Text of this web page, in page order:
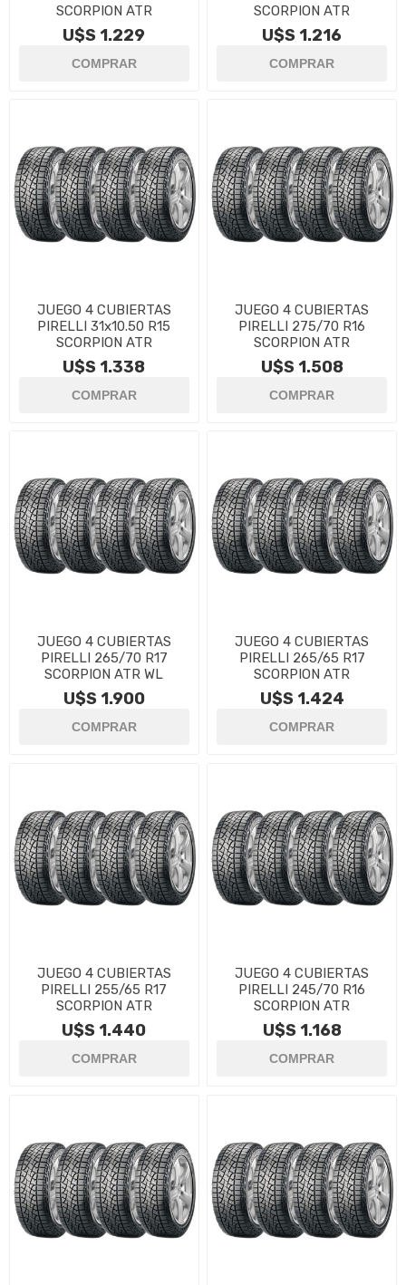
SCORPION ATR
U$S 1.229
SCORPION ATR
U$S 1.216
JUEGO 4 CUBIERTAS
PIRELLI 31x10.50 R15
SCORPION ATR
U$S 1.338
JUEGO 4 CUBIERTAS
PIRELLI 275/70 R16
SCORPION ATR
U$S 1.508
JUEGO 4 CUBIERTAS
PIRELLI 265/70 R17
SCORPION ATR WL
U$S 1.900
JUEGO 4 CUBIERTAS
PIRELLI 265/65 R17
SCORPION ATR
U$S 1.424
JUEGO 4 CUBIERTAS
PIRELLI 255/65 R17
SCORPION ATR
U$S 1.440
JUEGO 4 CUBIERTAS
PIRELLI 245/70 R16
SCORPION ATR
U$S 1.168